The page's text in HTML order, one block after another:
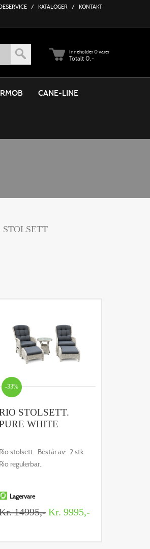
/ KATALOGER / KONTAKT
Inneholder0 varer
Totalt 0,-
CANE-LINE
-33%
STOLSETT.
WHITE
Rio stolsett. Består av: 2 stk.
Rio regulerbar..
Lagervare
14995,-Kr. 9995,-